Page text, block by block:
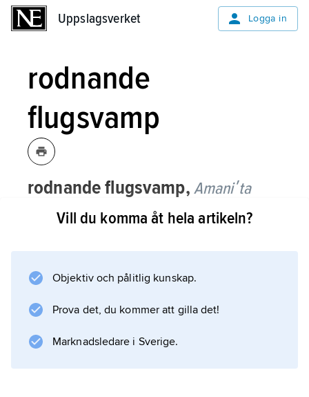
Uppslagsverket Logga in
rodnande
flugsvamp
rodnande flugsvamp, Amaniʹta
rubeʹscens
, art i basidsvampsordningen
Agaricaʹles .
ovansidan grå–vita hyllerester på röd- till
vit–gråaktig och har en hängande och på
ovansidan strimmig ring.
Vill du komma åt hela artikeln?
Objektiv och pålitlig kunskap.
Prova det, du kommer att gilla det!
Marknadsledare i Sverige.